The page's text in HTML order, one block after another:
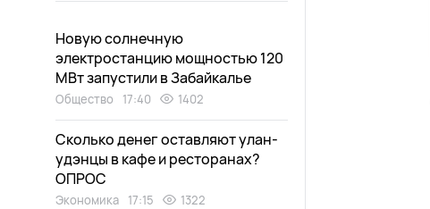
Новую солнечную
электростанцию мощностью 120
МВт запустили в Забайкалье
Общество 17:40 1402
Сколько денег оставляют улан-
удэнцы в кафе и ресторанах?
ОПРОС
Экономика 17:15 1322